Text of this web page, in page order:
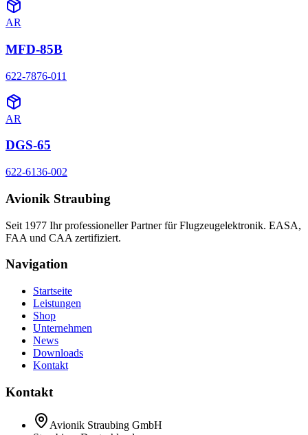
AR
MFD-85B
622-7876-011
AR
DGS-65
622-6136-002
Avionik Straubing
Seit 1977 Ihr professioneller Partner für Flugzeugelektronik. EASA,
FAA und CAA zertifiziert.
Navigation
Startseite
Leistungen
Shop
Unternehmen
News
Downloads
Kontakt
Kontakt
Avionik Straubing GmbH